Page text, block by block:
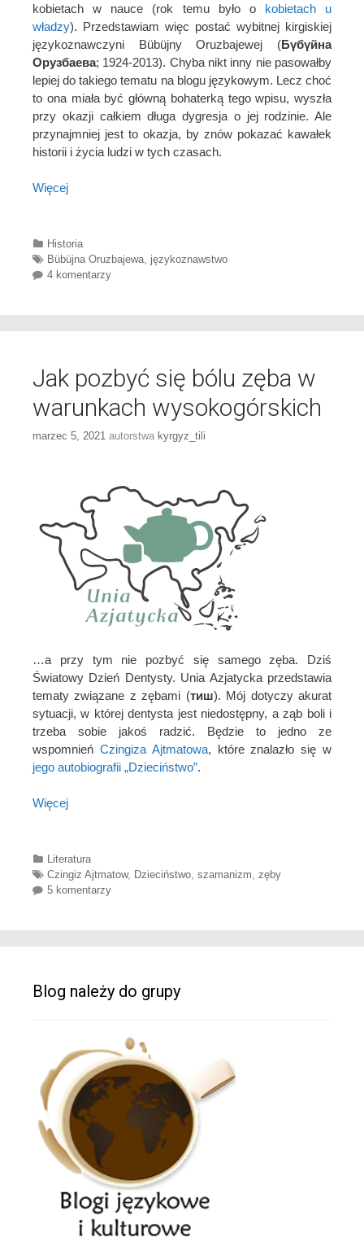
kobietach w nauce (rok temu było o kobietach u
władzy). Przedstawiam więc postać wybitnej kirgiskiej
językoznawczyni Bübüjny Oruzbajewej (Бүбүйна
Орузбаева; 1924-2013). Chyba nikt inny nie pasowałby
lepiej do takiego tematu na blogu językowym. Lecz choć
to ona miała być główną bohaterką tego wpisu, wyszła
przy okazji całkiem długa dygresja o jej rodzinie. Ale
przynajmniej jest to okazja, by znów pokazać kawałek
historii i życia ludzi w tych czasach.
Więcej
Categories
Historia
Tags
Bübüjna Oruzbajewa, językoznawstwo
4 komentarzy
Jak pozbyć się bólu zęba w
warunkach wysokogórskich
marzec 5, 2021 autorstwa kyrgyz_tili
…a przy tym nie pozbyć się samego zęba. Dziś
Światowy Dzień Dentysty. Unia Azjatycka przedstawia
tematy związane z zębami (тиш). Mój dotyczy akurat
sytuacji, w której dentysta jest niedostępny, a ząb boli i
trzeba sobie jakoś radzić. Będzie to jedno ze
wspomnień Czingiza Ajtmatowa, które znalazło się w
jego autobiografii „Dzieciństwo”.
Więcej
Categories
Literatura
Tags
Czingiz Ajtmatow, Dzieciństwo, szamanizm, zęby
5 komentarzy
Blog należy do grupy